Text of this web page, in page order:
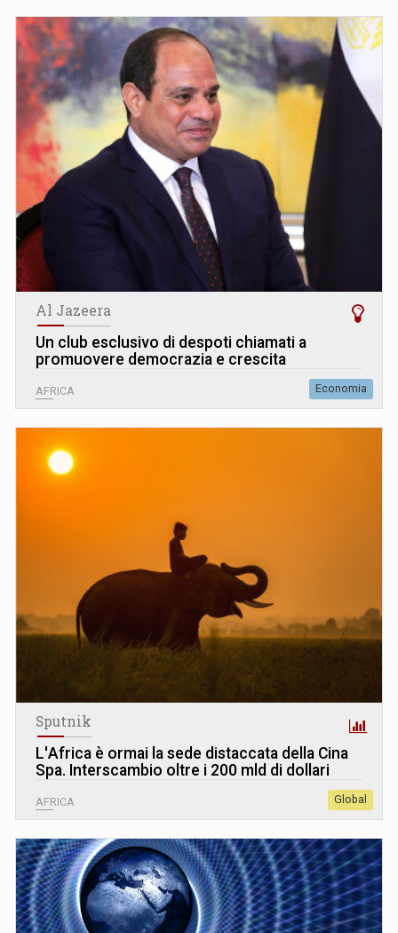
Al Jazeera
Un club esclusivo di despoti chiamati a
promuovere democrazia e crescita
AFRICA Economia
Sputnik
L'Africa è ormai la sede distaccata della Cina
Spa. Interscambio oltre i 200 mld di dollari
AFRICA Global